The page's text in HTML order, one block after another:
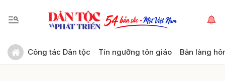
Công tác Dân tộc Tín ngưỡng tôn giáo Bản làng
Gửi bình luận